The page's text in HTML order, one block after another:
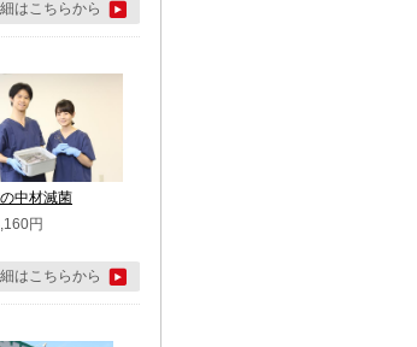
はこちらから
中材滅菌
円
はこちらから